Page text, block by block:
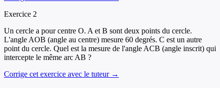
Exercice 2
Un cercle a pour centre O. A et B sont deux points du cercle.
L'angle AOB (angle au centre) mesure 60 degrés. C est un autre
point du cercle. Quel est la mesure de l'angle ACB (angle inscrit) qui
intercepte le même arc AB ?
Corrige cet exercice avec le tuteur →